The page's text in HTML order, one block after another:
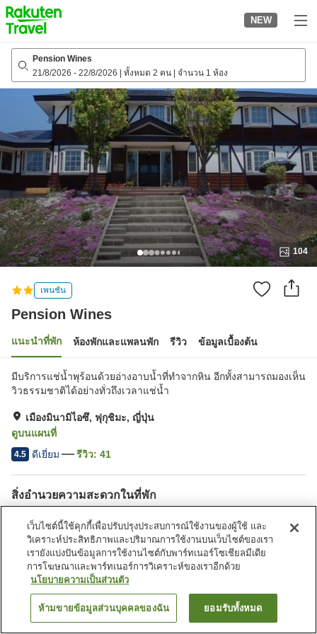
to
top
page
NEW
Pension Wines
21/8/2026 - 22/8/2026 ทั้งหมด 2 คน จำนวน 1 ห้อง
104
เพนชัน
Pension Wines
แนะนำที่พัก ห้องพักและแพลนพัก รีวิว ข้อมูลเบื้องต้น
มีบริการแช่น้ำพุร้อนด้วยอ่างอาบน้ำที่ทำจากหิน อีกทั้งสามารถมองเห็น
วิวธรรมชาติได้อย่างทั่วถึงเวลาแช่น้ำ
เมืองมินามิไอซึ, ฟุกุชิมะ, ญี่ปุ่น
ดูบนแผนที่
4.5 ดีเยี่ยม รีวิว: 41
สิ่งอำนวยความสะดวกในที่พัก
ห้องตากอุปกรณ์สกี
บริการส่งสินค้า
หน้าแรก ญี่ปุ่น ฟุกุชิมะ เมืองมินามิไอซึ Pension Wines
ค้นหาห้องพัก
เว็บไซต์นี้ใช้คุกกี้เพื่อปรับปรุงประสบการณ์ใช้งานของผู้ใช้ และ
วิเคราะห์ประสิทธิภาพและปริมาณการใช้งานบนเว็บไซต์ของเรา
เรายังแบ่งปันข้อมูลการใช้งานไซต์กับพาร์ทเนอร์โซเชียลมีเดีย
การโฆษณาและพาร์ทเนอร์การวิเคราะห์ของเราอีกด้วย
นโยบายความเป็นส่วนตัว
ห้ามขายข้อมูลส่วนบุคคลของฉัน ยอมรับทั้งหมด